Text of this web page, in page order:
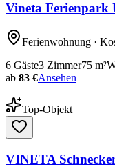
Vineta Ferienpark
Ferienwohnung ·
6 Gäste3 Zimmer75 m²
ab 83 €Ansehen
Top-Objekt
VINETA